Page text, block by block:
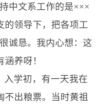
中文系工作的是×××
的领导下，把各项工
诚恳。我内心想：这
养呀！
入学初，有一天我在
不出粮票。当时黄祖